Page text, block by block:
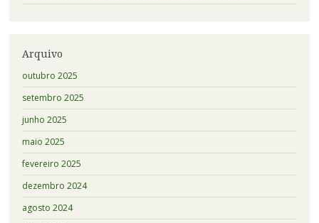
Arquivo
outubro 2025
setembro 2025
junho 2025
maio 2025
fevereiro 2025
dezembro 2024
agosto 2024